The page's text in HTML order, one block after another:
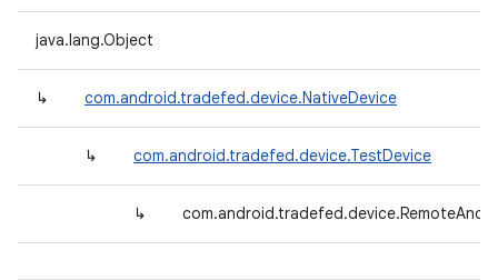
java.lang.Object
↳ com.android.tradefed.device.NativeDevice
↳ com.android.tradefed.device.TestDevice
↳